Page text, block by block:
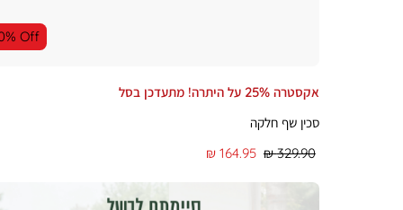
Off
אקסטרה 25% על היתרה! מתעדכן בסל
סכין שף חלקה
מחיר
164.95 ₪
מחיר
329.90 ₪
אינפייג'
|